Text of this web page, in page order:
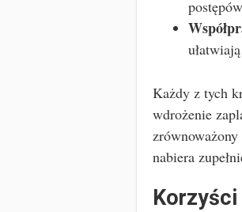
Każdy z tych
wdrożenie
nabiera